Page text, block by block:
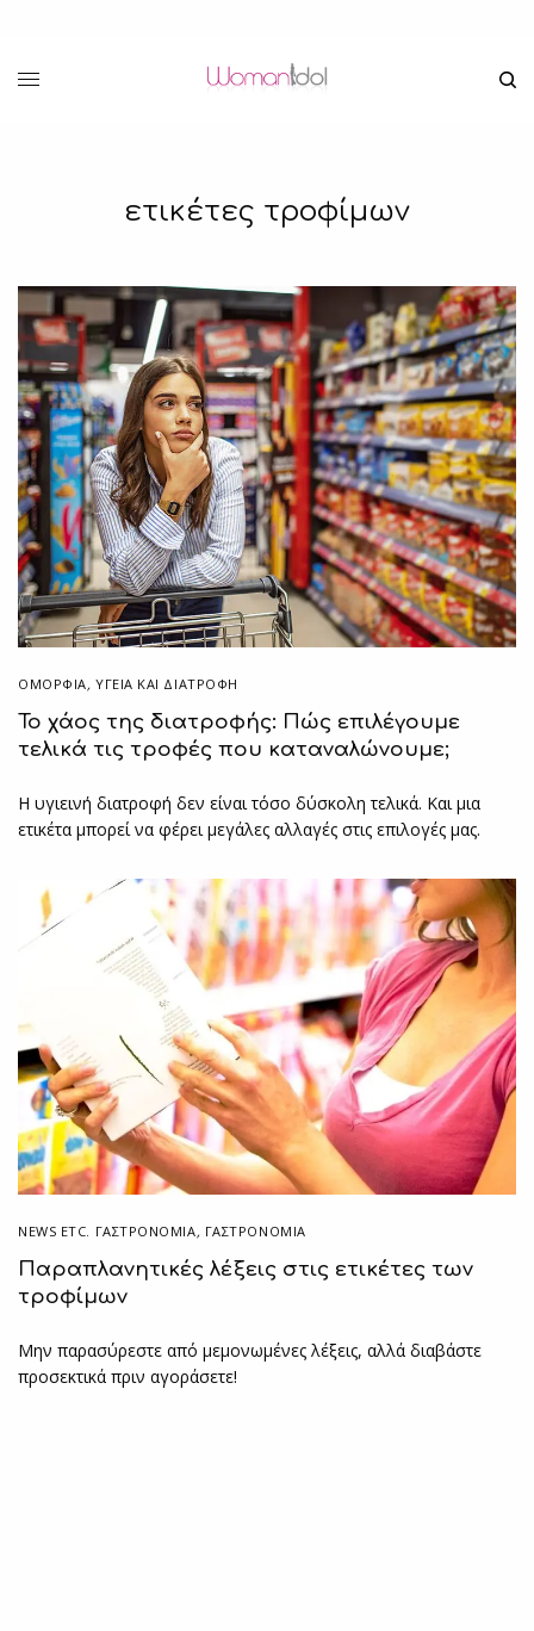
ετικέτες τροφίμων
ΟΜΟΡΦΙΑ, ΥΓΕΊΑ ΚΑΙ ΔΙΑΤΡΟΦΉ
Το χάος της διατροφής: Πώς επιλέγουμε
τελικά τις τροφές που καταναλώνουμε;
Η υγιεινή διατροφή δεν είναι τόσο δύσκολη τελικά. Και μια
ετικέτα μπορεί να φέρει μεγάλες αλλαγές στις επιλογές μας.
NEWS ETC. ΓΑΣΤΡΟΝΟΜΊΑ, ΓΑΣΤΡΟΝΟΜΙΑ
Παραπλανητικές λέξεις στις ετικέτες των
τροφίμων
Μην παρασύρεστε από μεμονωμένες λέξεις, αλλά διαβάστε
προσεκτικά πριν αγοράσετε!